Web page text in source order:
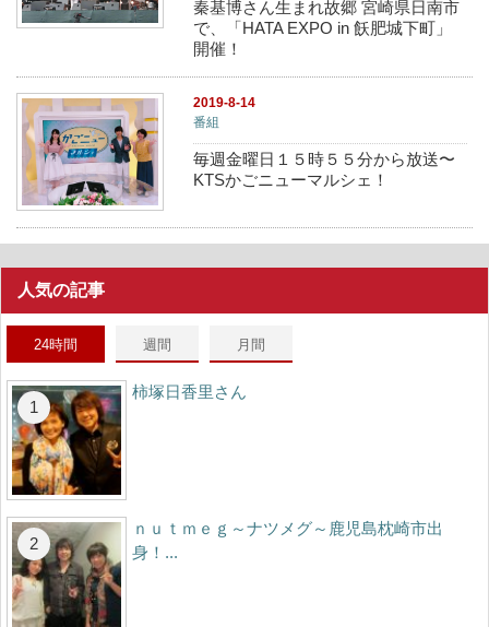
秦基博さん生まれ故郷 宮崎県日南市
で、「HATA EXPO in 飫肥城下町」
開催！
2019-8-14
番組
毎週金曜日１５時５５分から放送〜
KTSかごニューマルシェ！
人気の記事
24時間 週間 月間
柿塚日香里さん
ｎｕｔｍｅｇ～ナツメグ～鹿児島枕崎市出
身！...